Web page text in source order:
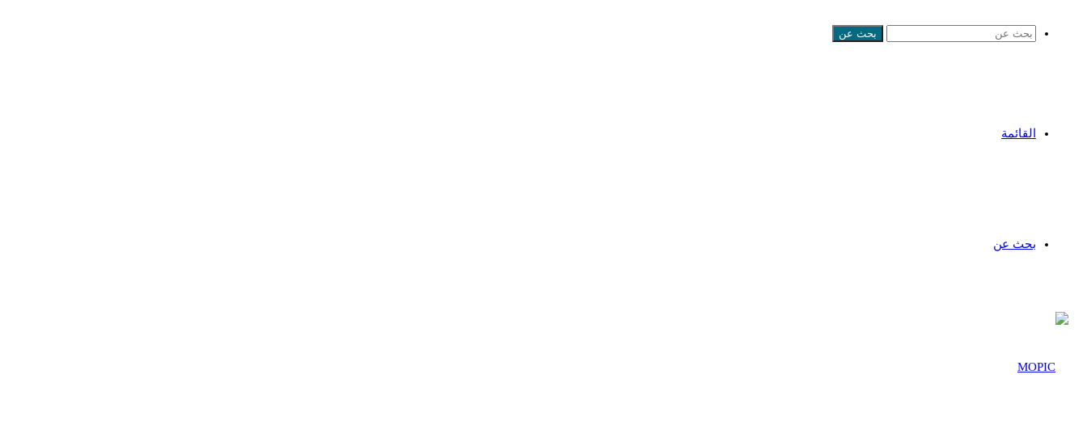
بحث عن
القائمة
بحث عن